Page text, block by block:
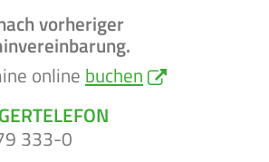
vorheriger
online buchen
333-0